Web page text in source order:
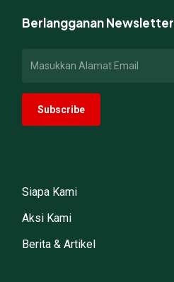
Berlangganan Newsletter
Siapa Kami
Aksi Kami
Berita & Artikel